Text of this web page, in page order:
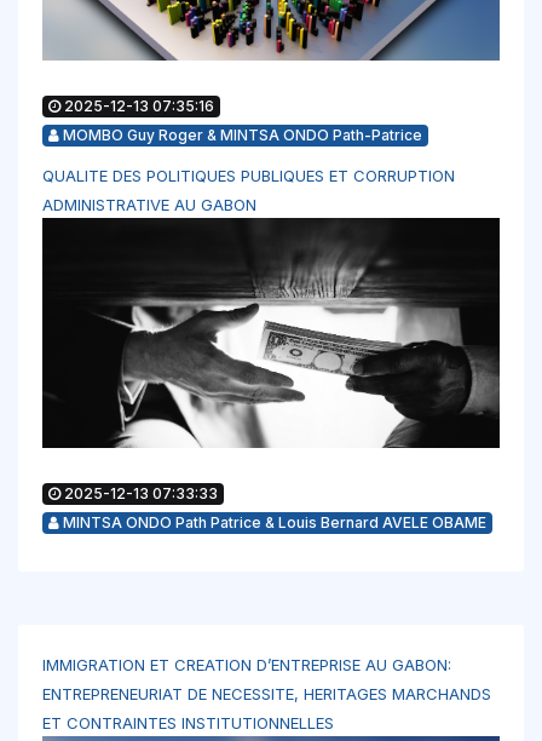
2025-12-13 07:35:16
MOMBO Guy Roger & MINTSA ONDO Path-Patrice
QUALITE DES POLITIQUES PUBLIQUES ET CORRUPTION
ADMINISTRATIVE AU GABON
2025-12-13 07:33:33
MINTSA ONDO Path Patrice & Louis Bernard AVELE OBAME
IMMIGRATION ET CREATION D’ENTREPRISE AU GABON:
ENTREPRENEURIAT DE NECESSITE, HERITAGES MARCHANDS
ET CONTRAINTES INSTITUTIONNELLES